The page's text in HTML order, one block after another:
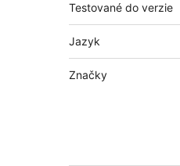
Testované do verzie
Jazyk
Značky